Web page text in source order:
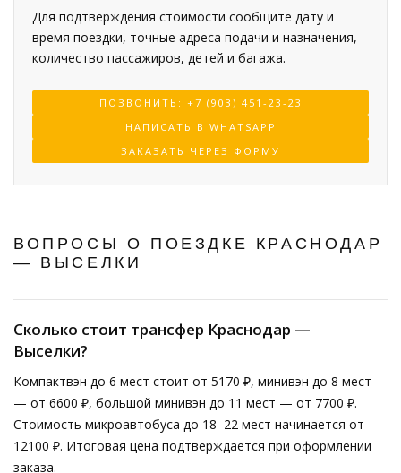
Для подтверждения стоимости сообщите дату и
время поездки, точные адреса подачи и назначения,
количество пассажиров, детей и багажа.
ПОЗВОНИТЬ: +7 (903) 451-23-23
НАПИСАТЬ В WHATSAPP
ЗАКАЗАТЬ ЧЕРЕЗ ФОРМУ
ВОПРОСЫ О ПОЕЗДКЕ КРАСНОДАР
— ВЫСЕЛКИ
Сколько стоит трансфер Краснодар —
Выселки?
Компактвэн до 6 мест стоит от 5170 ₽, минивэн до 8 мест
— от 6600 ₽, большой минивэн до 11 мест — от 7700 ₽.
Стоимость микроавтобуса до 18–22 мест начинается от
12100 ₽. Итоговая цена подтверждается при оформлении
заказа.